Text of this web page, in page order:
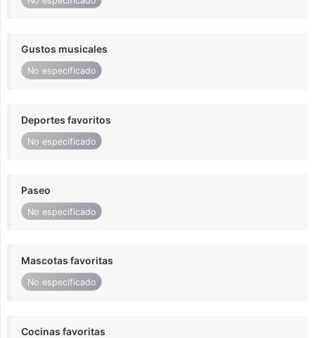
Gustos musicales
No especificado
Deportes favoritos
No especificado
Paseo
No especificado
Mascotas favoritas
No especificado
Cocinas favoritas